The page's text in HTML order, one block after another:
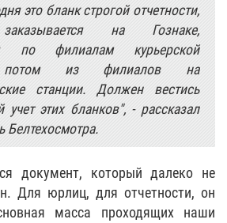
это бланк строгой отчетности,
на Гознаке,
по филиалам курьерской
потом из филиалов на
станции. Должен вестись
учет этих бланков", - рассказал
Белтехосмотра.
документ, который далеко не
Для юрлиц, для отчетности, он
масса проходящих наши